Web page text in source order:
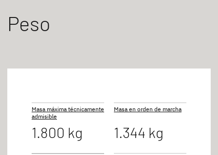
Peso
Masa máxima técnicamente
admisible
1.800 kg
Masa en orden de marcha
1.344 kg